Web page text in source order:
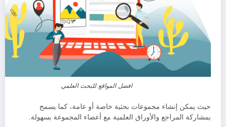
افضل المواقع للبحث العلمي
حيث يمكن إنشاء مجموعات بحثية خاصة أو عامة، كما يسمح
بمشاركة المراجع والأوراق العلمية مع أعضاء المجموعة بسهولة.